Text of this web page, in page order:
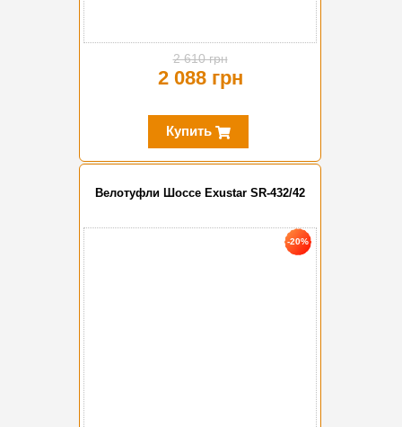
2 610 грн
2 088 грн
Купить
Велотуфли Шоссе Exustar SR-432/42
-20%